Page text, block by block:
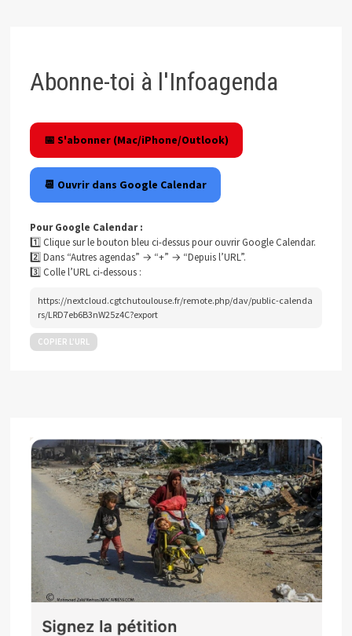
Abonne-toi à l'Infoagenda
📅 S'abonner (Mac/iPhone/Outlook)
📆 Ouvrir dans Google Calendar
Pour Google Calendar :
1️⃣ Clique sur le bouton bleu ci-dessus pour ouvrir Google Calendar.
2️⃣ Dans “Autres agendas” → “+” → “Depuis l’URL”.
3️⃣ Colle l’URL ci-dessous :
https://nextcloud.cgtchutoulouse.fr/remote.php/dav/public-calenda
rs/LRD7eb6B3nW25z4C?export
COPIER L’URL